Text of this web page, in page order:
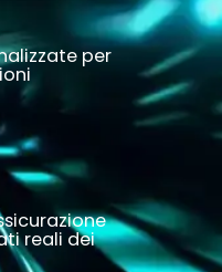
per
reali dei